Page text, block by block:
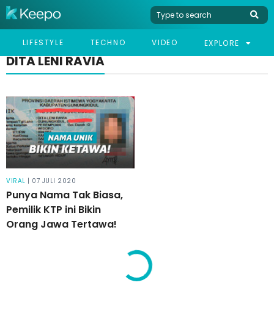
LIFESTYLE TECHNO VIDEO EXPLORE
DITA LENI RAVIA
VIRAL | 07 JULI 2020
Punya Nama Tak Biasa,
Pemilik KTP ini Bikin
Orang Jawa Tertawa!